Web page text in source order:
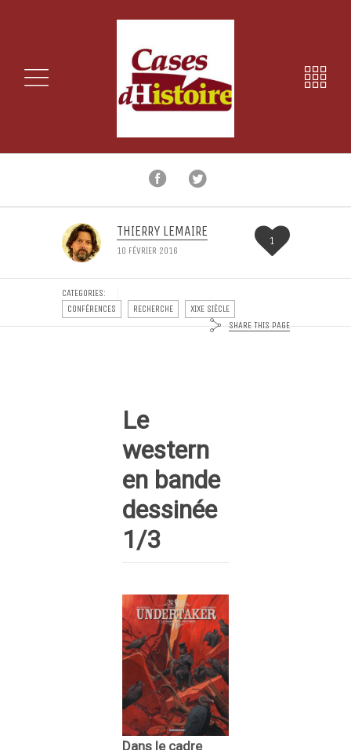
THIERRY LEMAIRE
10 FÉVRIER 2016
1
CATEGORIES:
CONFÉRENCES
RECHERCHE
XIXE SIÈCLE
SHARE THIS PAGE
Le
western
en bande
dessinée
1/3
Dans le cadre